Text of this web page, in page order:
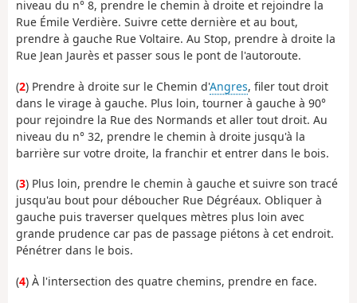
niveau du n° 8, prendre le chemin à droite et rejoindre la
Rue Émile Verdière. Suivre cette dernière et au bout,
prendre à gauche Rue Voltaire. Au Stop, prendre à droite la
Rue Jean Jaurès et passer sous le pont de l'autoroute.
(2) Prendre à droite sur le Chemin d'Angres, filer tout droit
dans le virage à gauche. Plus loin, tourner à gauche à 90°
pour rejoindre la Rue des Normands et aller tout droit. Au
niveau du n° 32, prendre le chemin à droite jusqu'à la
barrière sur votre droite, la franchir et entrer dans le bois.
(3) Plus loin, prendre le chemin à gauche et suivre son tracé
jusqu'au bout pour déboucher Rue Dégréaux. Obliquer à
gauche puis traverser quelques mètres plus loin avec
grande prudence car pas de passage piétons à cet endroit.
Pénétrer dans le bois.
(4) À l'intersection des quatre chemins, prendre en face.